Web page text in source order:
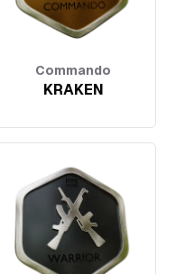
Commando
KRAKEN